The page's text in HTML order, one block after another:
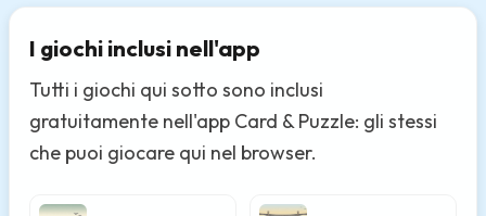
I giochi inclusi nell'app
Tutti i giochi qui sotto sono inclusi
gratuitamente nell'app Card & Puzzle: gli stessi
che puoi giocare qui nel browser.